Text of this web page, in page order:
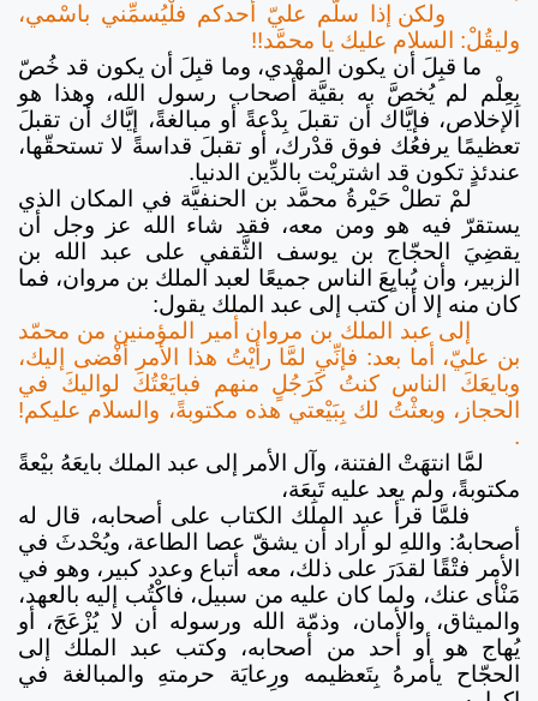
ولكن إذا سلَّم عليّ أحدكم فلْيُسمِّني باسْمي،
وليقُلْ: السلام عليك يا محمَّد!!
ما قبِلَ أن يكون المهْدي، وما قبِلَ أن يكون قد خُصّ
بِعِلْم لم يُخصَّ به بقيَّة أصحاب رسول الله، وهذا هو
الإخلاص، فإيَّاك أن تقبلَ بِدْعةً أو مبالغةً، إيَّاك أن تقبلَ
تعظيمًا يرفعُك فوق قدْرك، أو تقبلَ قداسةً لا تستحقّها،
عندئذٍ تكون قد اشتريْت بالدِّين الدنيا.
لمْ تطلْ حَيْرةُ محمَّد بن الحنفيَّة في المكان الذي
يستقرّ فيه هو ومن معه، فقد شاء الله عز وجل أن
يقضِيَ الحجّاج بن يوسف الثَّقفي على عبد الله بن
الزبير، وأن يُبايِعَ الناس جميعًا لعبد الملك بن مروان، فما
كان منه إلا أن كتب إلى عبد الملك يقول:
إلى عبد الملك بن مروان أمير المؤمنين من محمّد
بن عليّ، أما بعد: فإنِّي لمَّا رأيْتُ هذا الأمر أفْضى إليك،
وبايعَكَ الناس كنتُ كَرَجُلٍ منهم فبايَعْتُكَ لواليكَ في
الحجاز، وبعثْتُ لك بِبَيْعتي هذه مكتوبةً، والسلام عليكم!
.
لمَّا انتهَتْ الفتنة، وآل الأمر إلى عبد الملك بايعَهُ بيْعةً
مكتوبةً، ولم يعد عليه تَبِعَة،
فلمَّا قرأ عبد الملك الكتاب على أصحابه، قال له
أصحابهُ: واللهِ لو أراد أن يشقّ عصا الطاعة، ويُحْدثَ في
الأمر فتْقًا لقدَرَ على ذلك، معه أتباع وعدد كبير، وهو في
مَنْأى عنك، ولما كان عليه من سبيل، فاكْتُب إليه بالعهد،
والميثاق، والأمان، وذمّة الله ورسوله أن لا يُزْعَجَ، أو
يُهاج هو أو أحد من أصحابه، وكتب عبد الملك إلى
الحجّاح يأمرهُ بِتَعظيمه ورِعايَة حرمتهِ والمبالغة في